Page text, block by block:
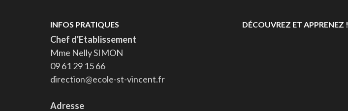
INFOS PRATIQUES
Chef d'Etablissement
Mme Nelly SIMON
09 61 29 15 66
direction@ecole-st-vincent.fr
Adresse
DÉCOUVREZ ET APPRENEZ !